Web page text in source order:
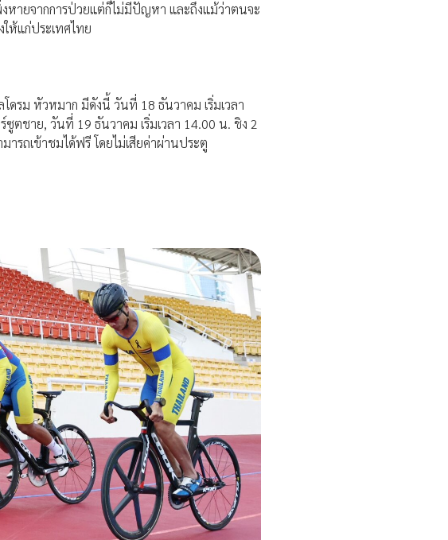
หายจากการป่วยแต่ก็ไม่มีปัญหา และถึงแม้ว่าตนจะ
ห้แก่ประเทศไทย
ดรม หัวหมาก มีดังนี้ วันที่ 18 ธันวาคม เริ่มเวลา
ตชาย, วันที่ 19 ธันวาคม เริ่มเวลา 14.00 น. ชิง 2
รถเข้าชมได้ฟรี โดยไม่เสียค่าผ่านประตู